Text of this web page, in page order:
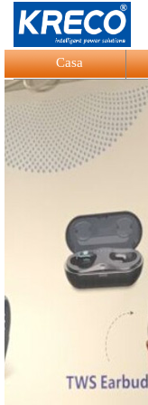
Logo Picture
Casa